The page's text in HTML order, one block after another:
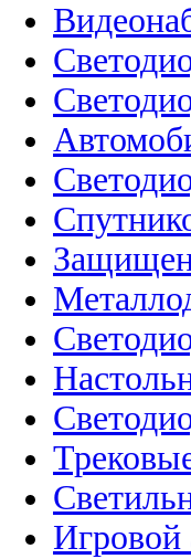
Игровой